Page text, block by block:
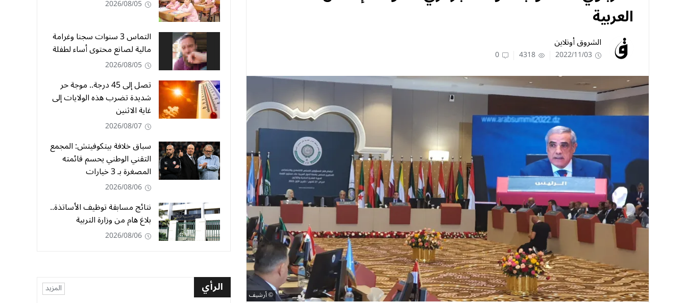
العربية
الشروق أونلاين
2022/11/03
4318
0
أرشيف
2026/08/05
التماس 3 سنوات سجنا وغرامة
مالية لصانع محتوى أساء لطفلة
2026/08/05
تصل إلى 45 درجة.. موجة حر
شديدة تضرب هذه الولايات إلى
غاية الاثنين
2026/08/07
سباق خلافة بيتكوفيتش: المجمع
التقني الوطني يحسم قائمته
المصغرة بـ 3 خيارات
2026/08/06
نتائج مسابقة توظيف الأساتذة..
بلاغ هام من وزارة التربية
2026/08/06
الرأي المزيد